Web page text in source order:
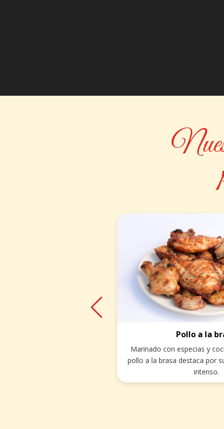
Pollo a la
Marinado con especias y
pollo a la brasa destaca por
intenso.